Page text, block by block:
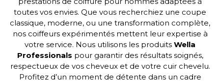
toutes vos envies. Que vous recherchiez une coupe
classique, moderne, ou une transformation complète,
nos coiffeurs expérimentés mettent leur expertise à
votre service. Nous utilisons les produits Wella
Professionals pour garantir des résultats soignés,
respectueux de vos cheveux et de votre cuir chevelu.
Profitez d’un moment de détente dans un cadre